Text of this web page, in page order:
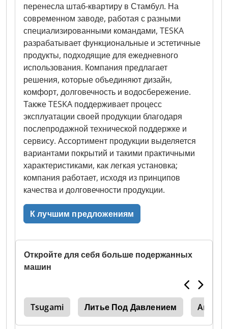
перенесла штаб-квартиру в Стамбул. На
современном заводе, работая с разными
специализированными командами, TESKA
разрабатывает функциональные и эстетичные
продукты, подходящие для ежедневного
использования. Компания предлагает
решения, которые объединяют дизайн,
комфорт, долговечность и водосбережение.
Также TESKA поддерживает процесс
эксплуатации своей продукции благодаря
послепродажной технической поддержке и
сервису. Ассортимент продукции выделяется
вариантами покрытий и такими практичными
характеристиками, как легкая установка;
компания работает, исходя из принципов
качества и долговечности продукции.
К лучшим предложениям
Откройте для себя больше подержанных
машин
Tsugami Литье Под Давлением Arburg